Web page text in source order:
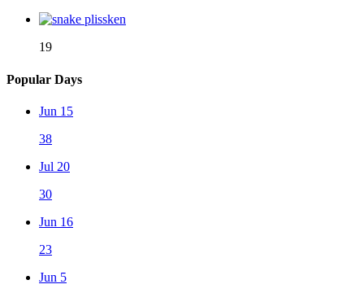
19
Popular Days
Jun 15
38
Jul 20
30
Jun 16
23
Jun 5